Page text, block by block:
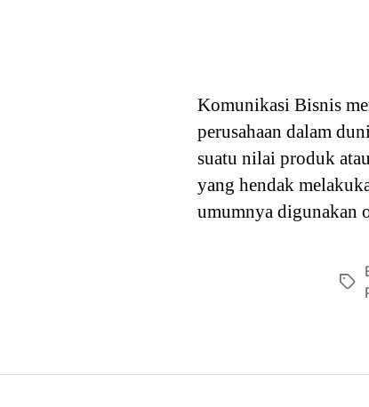
Komunikasi Bisnis
perusahaan dalam
suatu nilai produk
yang hendak
umumnya digunakan